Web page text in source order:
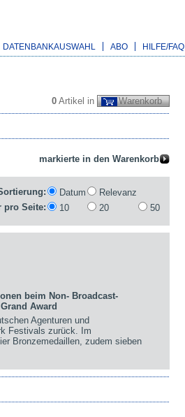
DATENBANKAUSWAHL ABO HILFE/FAQ
0 Artikel in Warenkorb
Datum
Relevanz
pro Seite:
10 20 50
beim Non- Broadcast-
Award
Agenturen und
Festivals zurück. Im
Bronzemedaillen, zudem sieben